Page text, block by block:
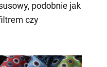
podobnie jak
czy